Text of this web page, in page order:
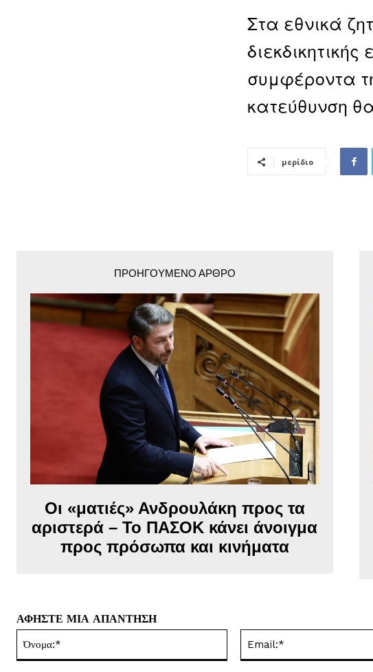
Στα εθνικά
συμφέροντα
κατεύθυνση
μερίδιο
ΠΡΟΗΓΟΎΜΕΝΟ ΆΡΘΡΟ
Οι «ματιές» Ανδρουλάκη προς τα
αριστερά – Το ΠΑΣΟΚ κάνει άνοιγμα
προς πρόσωπα και κινήματα
ΑΦΗΣΤΕ ΜΙΑ ΑΠΑΝΤΗΣΗ